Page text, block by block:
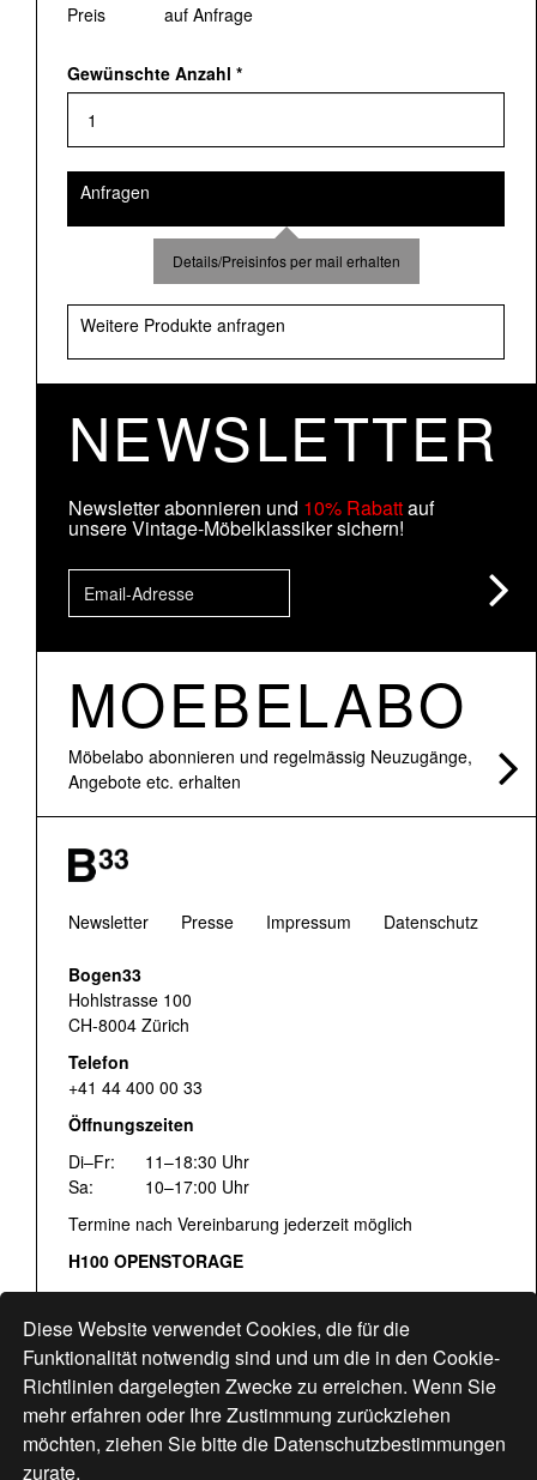
Diese Website verwendet Cookies, die für die
Funktionalität notwendig sind und um die in den Cookie-
Richtlinien dargelegten Zwecke zu erreichen. Wenn Sie
mehr erfahren oder Ihre Zustimmung zurückziehen
möchten, ziehen Sie bitte die Datenschutzbestimmungen
zurate.
Preis
auf Anfrage
Gewünschte Anzahl *
Anfragen
Details/Preisinfos per mail erhalten
Weitere Produkte anfragen
NEWSLETTER
Newsletter abonnieren und 10% Rabattauf
unsere Vintage-Möbelklassiker sichern!
MOEBELABO
Möbelabo abonnieren und regelmässig Neuzugänge,
Angebote etc. erhalten
Newsletter Presse Impressum Datenschutz
Bogen33
Hohlstrasse 100
CH-8004 Zürich
Telefon
+41 44 400 00 33
Öffnungszeiten
Di–Fr:
11–18:30 Uhr
Sa:
10–17:00 Uhr
Termine nach Vereinbarung jederzeit möglich
H100 OPENSTORAGE
Fr:
16:00–18:30 Uhr
Sa: 12:00–17:00 Uhr
Hohlstrasse 122
www.bogen33.ch